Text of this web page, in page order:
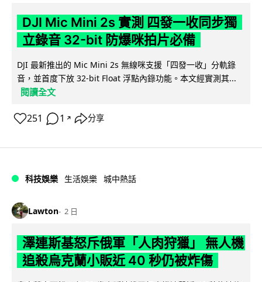
DJI Mic Mini 2s 實測 四發一收同步獨
立錄音 32-bit 防爆咪拍片必備
DJI 最新推出的 Mic Mini 2s 無線咪支援「四發一收」分軌錄
音，並首度下放 32-bit Float 浮點內錄功能。本文經實測其...
閱讀全文
251 1 ↗ 分享
科技娛樂 生活娛樂 城中熱話
Lawton 2 日
澤連斯基怒斥俄軍「人肉狩獵」 無人機
追殺烏克蘭小販近 40 秒仍被炸傷